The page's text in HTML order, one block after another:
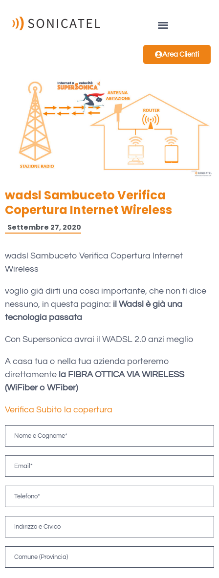
Area Clienti
wadsl Sambuceto Verifica
Copertura Internet Wireless
Settembre 27, 2020
wadsl Sambuceto Verifica Copertura Internet
Wireless
voglio già dirti una cosa importante, che non ti dice
nessuno, in questa pagina: il Wadsl è già una
tecnologia passata
Con Supersonica avrai il WADSL 2.0 anzi meglio
A casa tua o nella tua azienda porteremo
direttamente la FIBRA OTTICA VIA WIRELESS
(WiFiber o WFiber)
Verifica Subito la copertura